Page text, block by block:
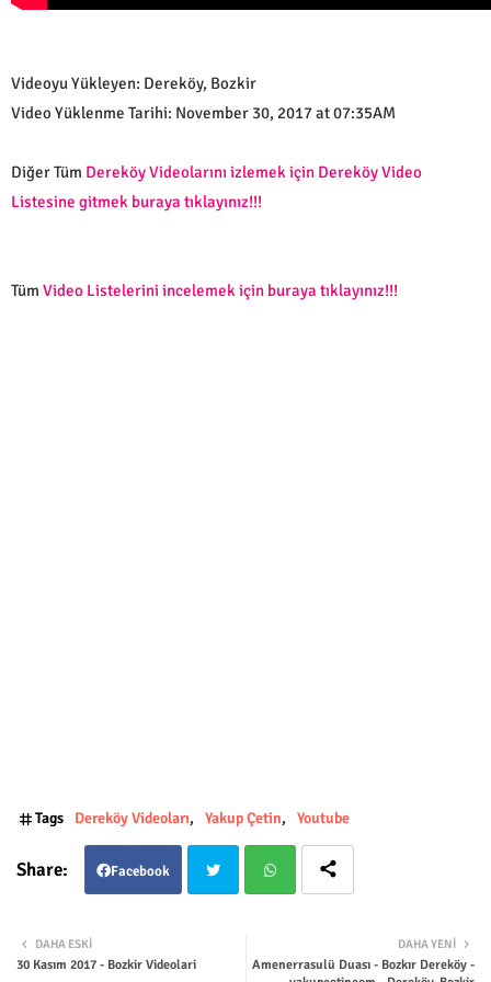
Videoyu Yükleyen: Dereköy, Bozkir
Video Yüklenme Tarihi: November 30, 2017 at 07:35AM
Diğer Tüm Dereköy Videolarını izlemek için Dereköy Video
Listesine gitmek buraya tıklayınız!!!
Tüm Video Listelerini incelemek için buraya tıklayınız!!!
Tags Dereköy Videoları Yakup Çetin Youtube
Facebook
tsap
DAHA YENI
Amenerrasulü Duası - Bozkır Dereköy -
DAHA ESKI
30 Kasım 2017 - Bozkir Videolari